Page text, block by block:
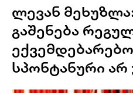
ლევან
გაშენება
სპონტანური არ